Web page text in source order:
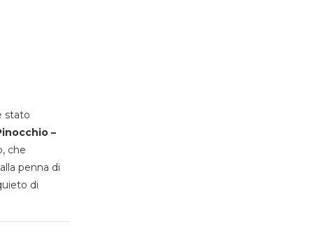
stato
–
che
penna di
di